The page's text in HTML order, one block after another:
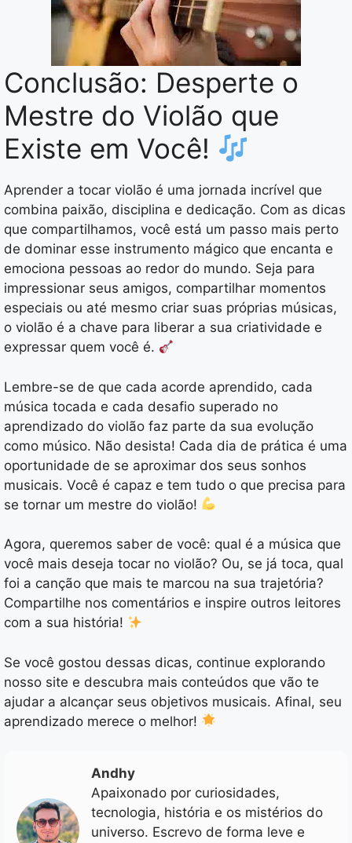
Conclusão: Desperte o
Mestre do Violão que
Existe em Você!
Aprender a tocar violão é uma jornada incrível que
combina paixão, disciplina e dedicação. Com as dicas
que compartilhamos, você está um passo mais perto
de dominar esse instrumento mágico que encanta e
emociona pessoas ao redor do mundo. Seja para
impressionar seus amigos, compartilhar momentos
especiais ou até mesmo criar suas próprias músicas,
o violão é a chave para liberar a sua criatividade e
expressar quem você é.
Lembre-se de que cada acorde aprendido, cada
música tocada e cada desafio superado no
aprendizado do violão faz parte da sua evolução
como músico. Não desista! Cada dia de prática é uma
oportunidade de se aproximar dos seus sonhos
musicais. Você é capaz e tem tudo o que precisa para
se tornar um mestre do violão!
Agora, queremos saber de você: qual é a música que
você mais deseja tocar no violão? Ou, se já toca, qual
foi a canção que mais te marcou na sua trajetória?
Compartilhe nos comentários e inspire outros leitores
com a sua história!
Se você gostou dessas dicas, continue explorando
nosso site e descubra mais conteúdos que vão te
ajudar a alcançar seus objetivos musicais. Afinal, seu
aprendizado merece o melhor!
Andhy
Apaixonado por curiosidades,
tecnologia, história e os mistérios do
universo. Escrevo de forma leve e